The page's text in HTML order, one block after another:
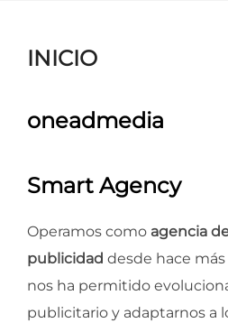
INICIO
oneadmedia
Smart Agency
Operamos como agencia
publicidad desde hace
nos ha permitido
publicitario y adaptarnos a